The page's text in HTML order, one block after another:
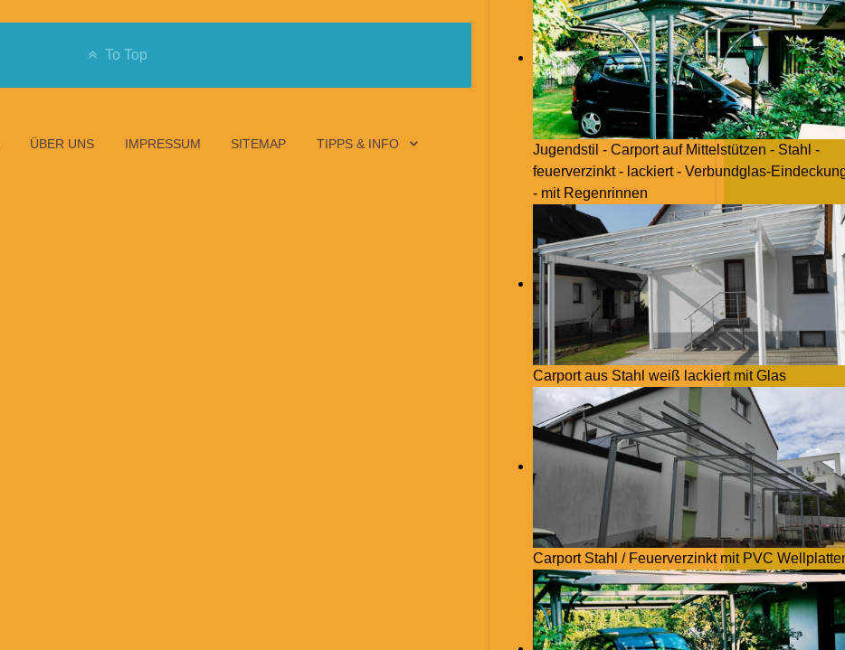
To Top
ÜBER UNS IMPRESSUM SITEMAP TIPPS & INFO
Jugendstil - Carport auf Mittelstützen - Stahl -
feuerverzinkt - lackiert - Verbundglas-
- mit Regenrinnen
Carport aus Stahl weiß lackiert mit Glas
Carport Stahl / Feuerverzinkt mit PVC